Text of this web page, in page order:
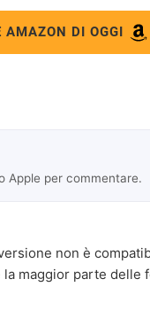
AMAZON DI OGGI
Apple per commentare.
non è
maggior parte